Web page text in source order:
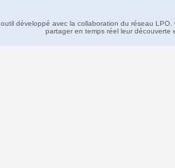
développé avec la collaboration du réseau
partager en temps réel leur découverte